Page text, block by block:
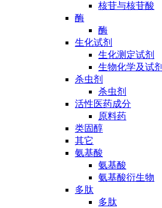
核苷与核苷酸
酶
酶
生化试剂
生化测定试剂
生物化学及试剂
杀虫剂
杀虫剂
活性医药成分
原料药
类固醇
其它
氨基酸
氨基酸
氨基酸衍生物
多肽
多肽